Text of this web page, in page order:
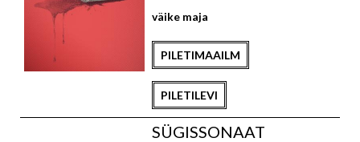
väike maja
PILETIMAAILM
PILETILEVI
SÜGISSONAAT